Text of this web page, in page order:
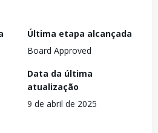
Última etapa alcançada
Board Approved
Data da última
atualização
9 de abril de 2025